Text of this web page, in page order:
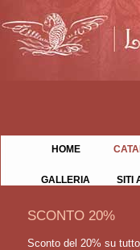
HOME
GALLERIA SITI
SCONTO 20%
Sconto del 20% su